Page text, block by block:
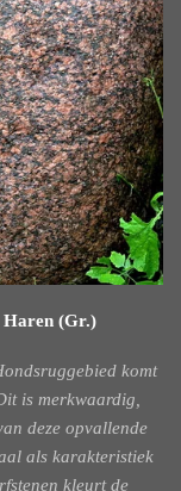
Haren (Gr.)
komt
is merkwaardig,
deze opvallende
als karakteristiek
kleurt de